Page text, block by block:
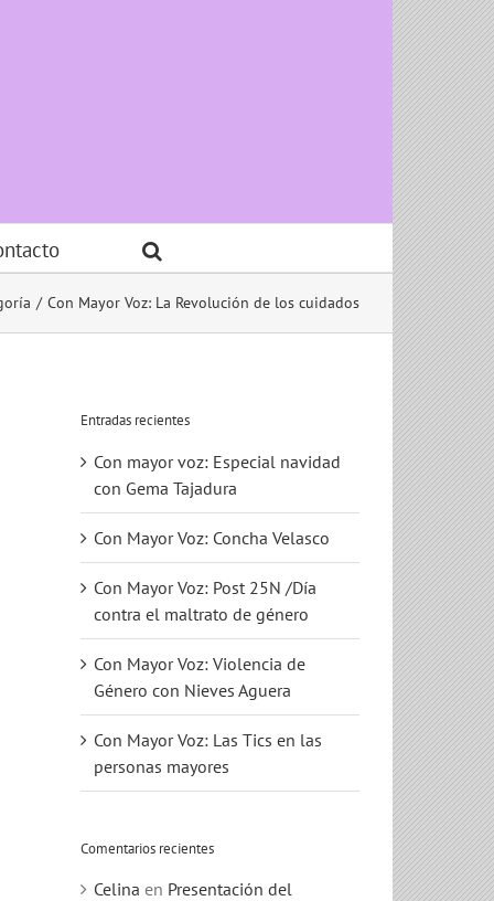
Con Mayor Voz: La Revolución de los cuidados
Entradas recientes
Con mayor voz: Especial navidad
con Gema Tajadura
Con Mayor Voz: Concha Velasco
Con Mayor Voz: Post 25N /Día
contra el maltrato de género
Con Mayor Voz: Violencia de
Género con Nieves Aguera
Con Mayor Voz: Las Tics en las
personas mayores
Comentarios recientes
Celina en Presentación del